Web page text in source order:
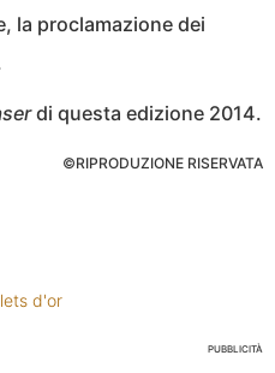
la proclamazione dei
di questa edizione 2014.
©RIPRODUZIONE RISERVATA
d'or
PUBBLICITÀ